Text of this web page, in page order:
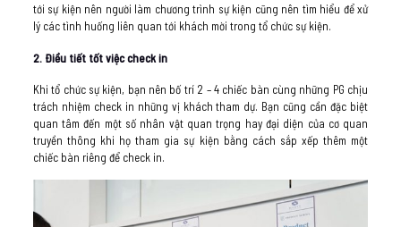
tới sự kiện nên người làm chương trình sự kiện cũng nên tìm hiểu để xử
lý các tình huống liên quan tới khách mời trong tổ chức sự kiện.
2. Điều tiết tốt việc check in
Khi tổ chức sự kiện, bạn nên bố trí 2 – 4 chiếc bàn cùng những PG chịu
trách nhiệm check in những vị khách tham dự. Bạn cũng cần đặc biệt
quan tâm đến một số nhân vật quan trọng hay đại diện của cơ quan
truyền thông khi họ tham gia sự kiện bằng cách sắp xếp thêm một
chiếc bàn riêng để check in.